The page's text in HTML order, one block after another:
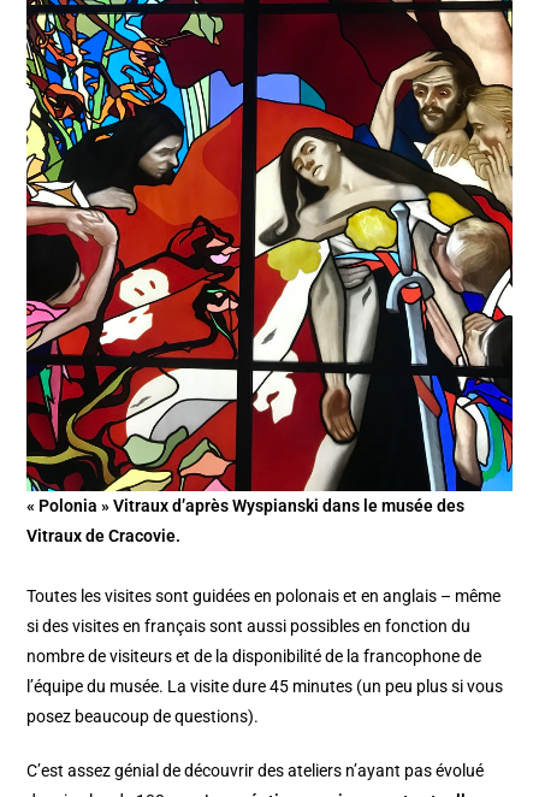
« Polonia » Vitraux d’après Wyspianski dans le musée des
Vitraux de Cracovie.
Toutes les visites sont guidées en polonais et en anglais – même
si des visites en français sont aussi possibles en fonction du
nombre de visiteurs et de la disponibilité de la francophone de
l’équipe du musée. La visite dure 45 minutes (un peu plus si vous
posez beaucoup de questions).
C’est assez génial de découvrir des ateliers n’ayant pas évolué